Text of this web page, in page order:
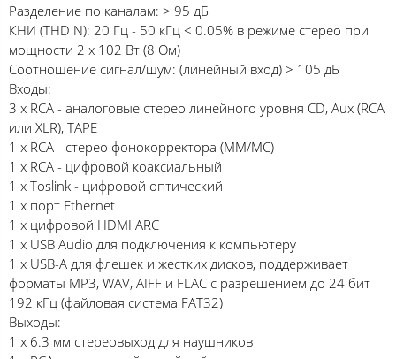
Разделение по каналам: > 95 дБ
КНИ (THD N): 20 Гц - 50 кГц < 0.05% в режиме стерео при
мощности 2 х 102 Вт (8 Ом)
Соотношение сигнал/шум: (линейный вход) > 105 дБ
Входы:
3 х RCA - аналоговые стерео линейного уровня CD, Aux (RCA
или XLR), TAPE
1 х RCA - стерео фонокорректора (MM/MC)
1 х RCA - цифровой коаксиальный
1 х Toslink - цифровой оптический
1 х порт Ethernet
1 х цифровой HDMI ARC
1 х USB Audio для подключения к компьютеру
1 х USB-A для флешек и жестких дисков, поддерживает
форматы MP3, WAV, AIFF и FLAC с разрешением до 24 бит
192 кГц (файловая система FAT32)
Выходы:
1 х 6.3 мм стереовыход для наушников